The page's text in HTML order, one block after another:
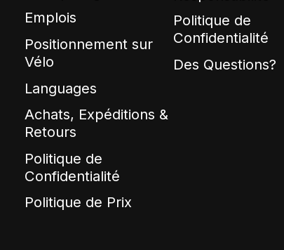
Emplois
Positionnement sur
Vélo
Languages
Achats, Expéditions &
Retours
Politique de
Confidentialité
Politique de Prix
Politique de
Confidentialité
Des Questions?